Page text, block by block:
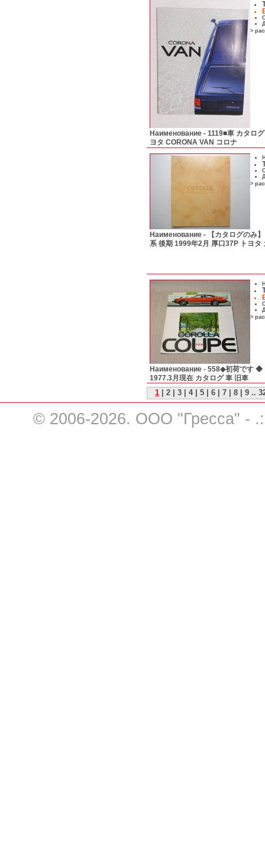
>
Наименование - 1119■車 カタロ
ヨタ CORONA VAN コロナ
>
Наименование -
【カタログのみ
系 後期 1999年2月 厚口37P トヨ
>
Наименование - 558◆初荷です ◆
1977.3月現在 カタログ 車 旧車
1 |2 |3 |4|5 |6 |7 |8 |9 ..
© 2006-2026. ООО "Гресса" -